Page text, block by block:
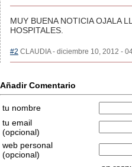
MUY BUENA NOTICIA OJALA
HOSPITALES.
#2 CLAUDIA - diciembre 10, 2012 -
Añadir Comentario
tu nombre
tu email
(opcional)
web personal
(opcional)